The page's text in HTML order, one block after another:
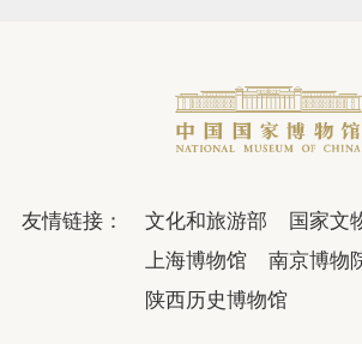
友情链接： 文化和旅游部 国家文
上海博物馆
南京博物
陕西历史博物馆